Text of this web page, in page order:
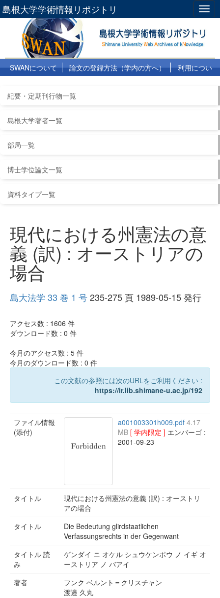
島根大学学術情報リポジトリ
SWANについて 論文の登録方法（学内の方へ）
利用につい
紀要・定期刊行物一覧
島根大学著者一覧
部局一覧
博士学位論文一覧
資料タイプ一覧
現代における州憲法の意
義 (訳) : オーストリアの
場合
島大法学 33 巻 1 号235-275 頁 1989-05-15 発行
アクセス数 : 1606 件
ダウンロード数 : 0 件
今月のアクセス数 : 5 件
今月のダウンロード数 : 0 件
この文献の参照には次のURLをご利用ください :
https://ir.lib.shimane-u.ac.jp/192
ファイル情報
(添付)
a001003301h009.pdf 4.17
MB [ 学内限定 ] エンバーゴ :
2001-09-23
タイトル
現代における州憲法の意義 (訳) : オーストリ
アの場合
タイトル
Die Bedeutung glirdstaatlichen
Verfassungsrechts in der Gegenwant
タイトル 読
み
ゲンダイ ニ オケル シュウケンポウ ノ イギ オ
ーストリア ノ バアイ
著者
フンク ベルント＝クリスチャン
渡邉 久丸